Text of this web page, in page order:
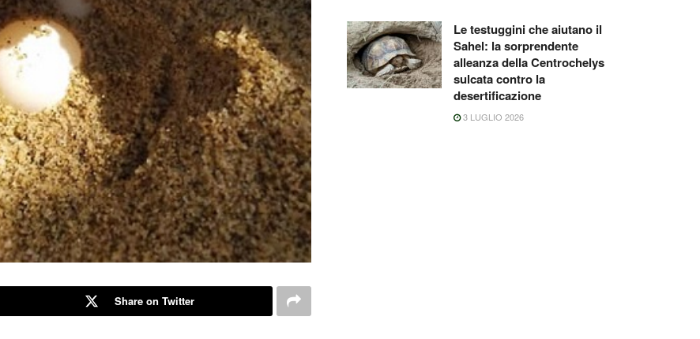
Share on Twitter
Le testuggini che aiutano il
Sahel: la sorprendente
alleanza della Centrochelys
sulcata contro la
desertificazione
3 LUGLIO 2026